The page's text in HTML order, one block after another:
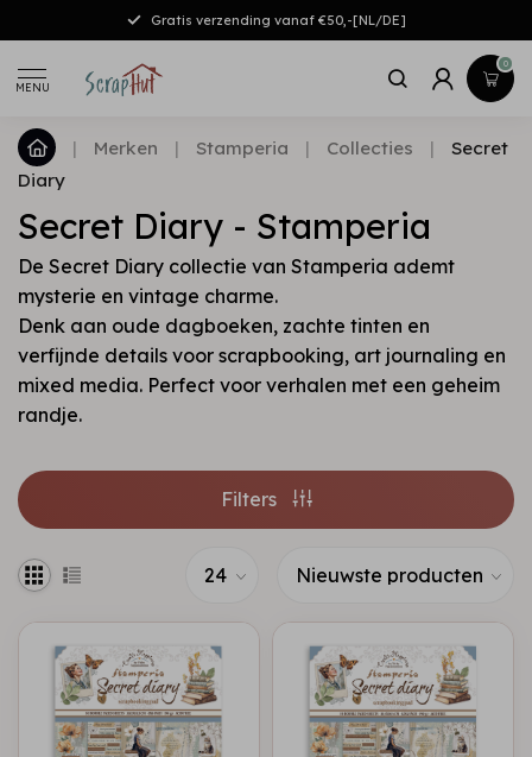
Gratis verzending vanaf €50,-[NL/DE]
MENU
0
| Merken | Stamperia | Collecties |
Secret
Diary
Secret Diary - Stamperia
De Secret Diary collectie van Stamperia ademt
mysterie en vintage charme.
Denk aan oude dagboeken, zachte tinten en
verfijnde details voor scrapbooking, art journaling en
mixed media. Perfect voor verhalen met een geheim
randje.
Filters